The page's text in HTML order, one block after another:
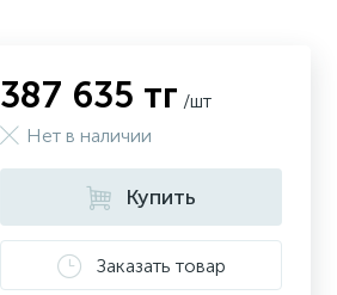
387 635 тг /шт
Нет в наличии
Купить
Заказать товар